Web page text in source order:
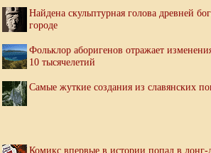
Найдена скульптурная голова древней
городе
Фольклор аборигенов отражает
10 тысячелетий
Самые жуткие создания из славянских
Комикс впервые в истории попал в лонг-